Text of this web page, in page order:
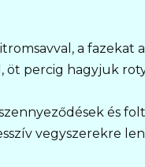
a
öt percig hagyjuk
és
vegyszerekre